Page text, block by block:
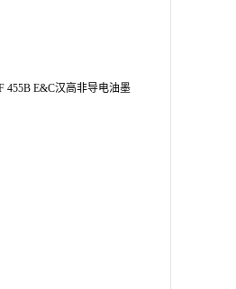
455B E&C汉高非导电油墨